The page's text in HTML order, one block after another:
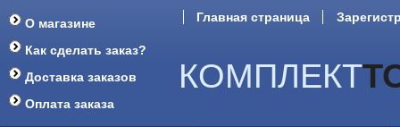
О магазине
Как сделать заказ?
Доставка заказов
Оплата заказа
Главная страница
КОМПЛЕКТ